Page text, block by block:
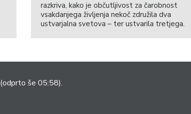
razkriva, kako je občutljivost za čarobnost
vsakdanjega življenja nekoč združila dva
ustvarjalna svetova – ter ustvarila tretjega.
(odprto še 05:58).